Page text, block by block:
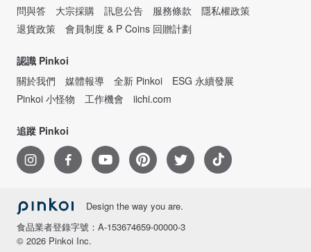
問與答
大宗採購 訊息公告 服務條款
隱私權政策
退貨政策
會員制度 & P Coins 回贈計劃
認識 Pinkoi
關於我們
媒體報導 全新 Pinkoi
ESG 永續發展
Pinkoi 小怪物
工作機會 iichi.com
追蹤 Pinkoi
Design the way you are.
食品業者登錄字號：A-153674659-00000-3
© 2026 Pinkoi Inc.